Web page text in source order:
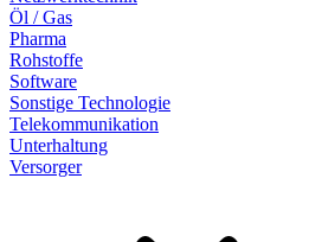
Öl / Gas
Pharma
Rohstoffe
Software
Sonstige Technologie
Telekommunikation
Unterhaltung
Versorger